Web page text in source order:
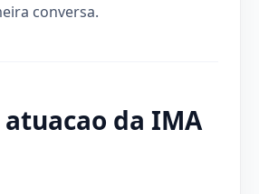
conversa.
da IMA